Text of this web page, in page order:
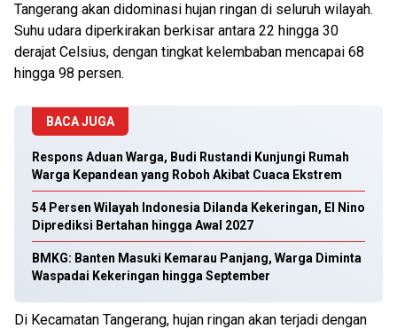
Tangerang akan didominasi hujan ringan di seluruh wilayah.
Suhu udara diperkirakan berkisar antara 22 hingga 30
derajat Celsius, dengan tingkat kelembaban mencapai 68
hingga 98 persen.
BACA JUGA
Respons Aduan Warga, Budi Rustandi Kunjungi Rumah
Warga Kepandean yang Roboh Akibat Cuaca Ekstrem
54 Persen Wilayah Indonesia Dilanda Kekeringan, El Nino
Diprediksi Bertahan hingga Awal 2027
BMKG: Banten Masuki Kemarau Panjang, Warga Diminta
Waspadai Kekeringan hingga September
Di Kecamatan Tangerang, hujan ringan akan terjadi dengan